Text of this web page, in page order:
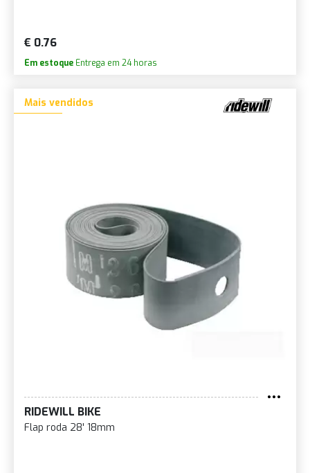
€ 0.76
Em estoque Entrega em 24 horas
Mais vendidos
RIDEWILL BIKE
Flap roda 28' 18mm